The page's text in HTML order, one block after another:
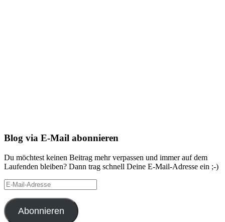
Blog via E-Mail abonnieren
Du möchtest keinen Beitrag mehr verpassen und immer auf dem
Laufenden bleiben? Dann trag schnell Deine E-Mail-Adresse ein ;-)
E-
Mail-
Adresse
Abonnieren